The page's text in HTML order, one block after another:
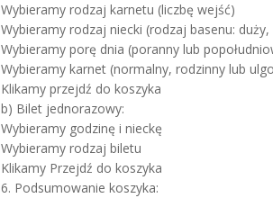
Wybieramy rodzaj karnetu (liczbę wejść)
Wybieramy rodzaj niecki (rodzaj basenu: duży,
Wybieramy porę dnia (poranny lub
Wybieramy karnet (normalny, rodzinny lub
Klikamy przejdź do koszyka
b) Bilet jednorazowy:
Wybieramy godzinę i nieckę
Wybieramy rodzaj biletu
Klikamy Przejdź do koszyka
6. Podsumowanie koszyka: